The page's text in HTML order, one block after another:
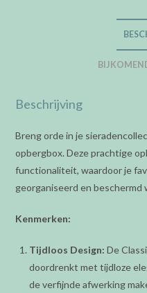
Beschrijving
Breng orde in je
opbergbox. Deze prachtige
functionaliteit, waardoor je
georganiseerd en beschermd
Kenmerken:
Tijdloos Design: De
doordrenkt met tijdloze
de verfijnde afwerking